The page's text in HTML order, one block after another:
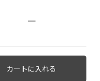
—
カートに入れる